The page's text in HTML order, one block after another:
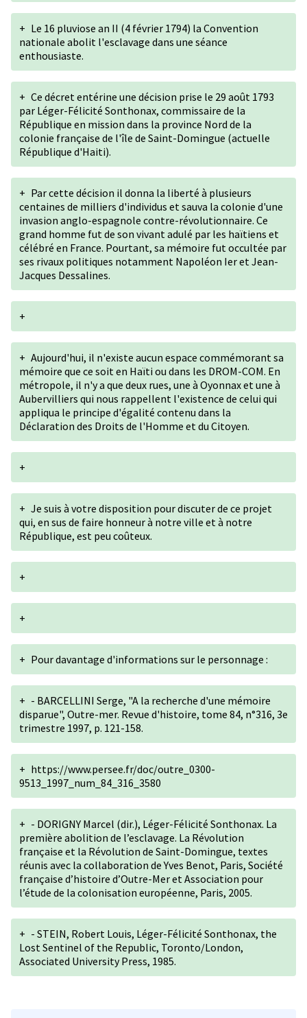
+ Le 16 pluviose an II (4 février 1794) la Convention
nationale abolit l'esclavage dans une séance
enthousiaste.
+ Ce décret entérine une décision prise le 29 août 1793
par Léger-Félicité Sonthonax, commissaire de la
République en mission dans la province Nord de la
colonie française de l'île de Saint-Domingue (actuelle
République d'Haiti).
+ Par cette décision il donna la liberté à plusieurs
centaines de milliers d'individus et sauva la colonie d'une
invasion anglo-espagnole contre-révolutionnaire. Ce
grand homme fut de son vivant adulé par les haïtiens et
célébré en France. Pourtant, sa mémoire fut occultée par
ses rivaux politiques notamment Napoléon Ier et Jean-
Jacques Dessalines.
+
+ Aujourd'hui, il n'existe aucun espace commémorant sa
mémoire que ce soit en Haïti ou dans les DROM-COM. En
métropole, il n'y a que deux rues, une à Oyonnax et une à
Aubervilliers qui nous rappellent l'existence de celui qui
appliqua le principe d'égalité contenu dans la
Déclaration des Droits de l'Homme et du Citoyen.
+
+ Je suis à votre disposition pour discuter de ce projet
qui, en sus de faire honneur à notre ville et à notre
République, est peu coûteux.
+
+
+ Pour davantage d'informations sur le personnage :
+ - BARCELLINI Serge, "A la recherche d'une mémoire
disparue", Outre-mer. Revue d'histoire, tome 84, n°316, 3e
trimestre 1997, p. 121-158.
+ https://www.persee.fr/doc/outre_0300-
9513_1997_num_84_316_3580
+ - DORIGNY Marcel (dir.), Léger-Félicité Sonthonax. La
première abolition de l’esclavage. La Révolution
française et la Révolution de Saint-Domingue, textes
réunis avec la collaboration de Yves Benot, Paris, Société
française d’histoire d’Outre-Mer et Association pour
l’étude de la colonisation européenne, Paris, 2005.
+ - STEIN, Robert Louis, Léger-Félicité Sonthonax, the
Lost Sentinel of the Republic, Toronto/London,
Associated University Press, 1985.